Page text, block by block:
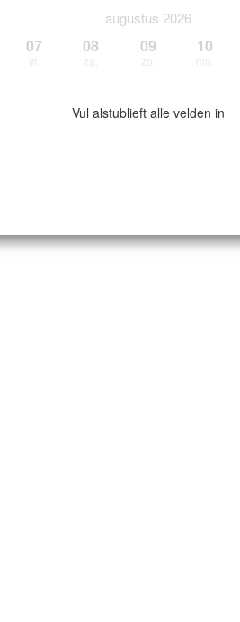
augustus 2026
07 08 09 10
Vul alstublieft alle velden in